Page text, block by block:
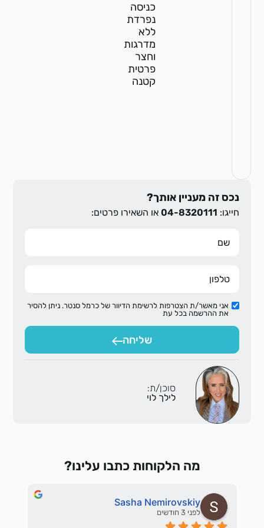
כניסה
נפרדת
ללא
מדרגות
וחצר
פרטית
קטנה
נכס זה מעניין אותך?
חייגו: 04-8320111או השאירו פרטים:
אני מאשר/ת הצטרפות לרשימת הדיוור של כרמל סנטר. ניתן להסיר
את ההרשמה בכל עת
שליחה
סוכן/ת:
לילך לוי
מה הלקוחות כתבו עלינו?
Sasha Nemirovskiy
לפני 3 חודשים